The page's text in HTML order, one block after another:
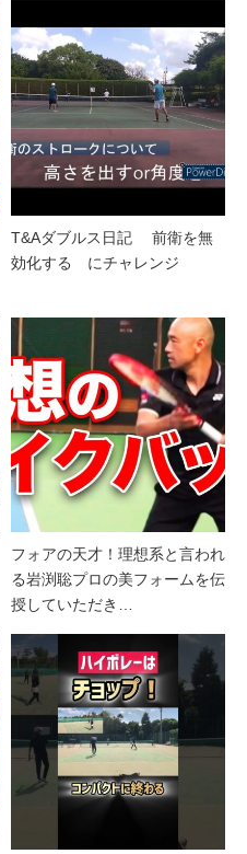
T&Aダブルス日記 前衛を無
効化する にチャレンジ
フォアの天才！理想系と言われ
る岩渕聡プロの美フォームを伝
授していただき…